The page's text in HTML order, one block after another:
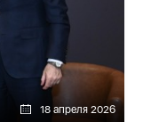
18 апреля 2026